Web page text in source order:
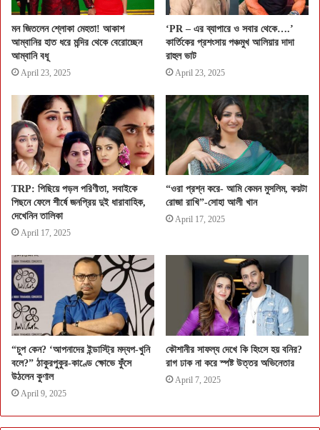
মন জিতলেন শ্লোকা মেহতা! আকাশ
আম্বানির হাত ধরে মন্দির থেকে বেরোচ্ছেন
আম্বানি বধূ
April 23, 2025
‘PR – এর ব্যাপারে ও সবার থেকে….’
কার্তিকের প্রশংসায় পঞ্চমুখ আলিয়ার দাদা
রাহুল ভাট
April 23, 2025
TRP: পিছিয়ে পড়ল পরিণীতা, সবাইকে
পিছনে ফেলে শীর্ষে জনপ্রিয় দুই ধারাবাহিক,
দেখেনিন তালিকা
April 17, 2025
“ওরা প্রশ্ন করে- আমি কেমন মুসলিম, কয়টা
রোজা রাখি”-সোহা আলী খান
April 17, 2025
“চুপ কেন? ‘আপনাদের ইন্ডাস্ট্রি মদ্যপ-খুনি
বলে?” ঠাকুরপুকুর-কাণ্ডে ক্ষোভে ফুঁসে
উঠলেন কুণাল
April 9, 2025
কৌশানীর সাফল্য দেখে কি হিংসে হয় বনির?
রাগ ঢাক না করে স্পষ্ট উত্তর অভিনেতার
April 7, 2025